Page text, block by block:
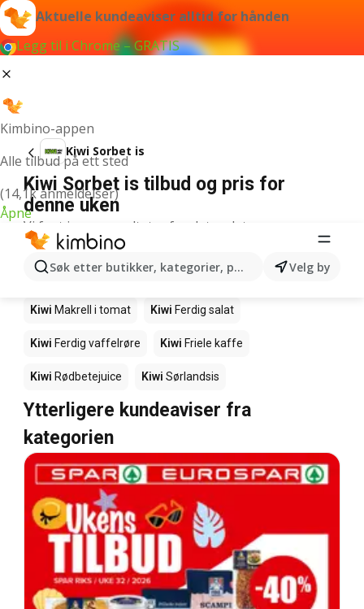
Aktuelle kundeaviser alltid for hånden
Legg til i Chrome – GRATIS
Kimbino-appen
Alle tilbud på ett sted
(14,1k anmeldelser)
Åpne
Søk etter butikker, kategorier, produkter...Velg by
Kiwi Sorbet is
Kiwi Sorbet is tilbud og pris for
denne uken
Vi fant ingen resultater for det ordet.
Andre produkter i butikkene Kiwi
Kiwi Fårikålkjøtt
Kiwi Makrell i tomat Kiwi Ferdig salat
Kiwi Ferdig vaffelrøre Kiwi Friele kaffe
Kiwi Rødbetejuice Kiwi Sørlandsis
Ytterligere kundeaviser fra
kategorien